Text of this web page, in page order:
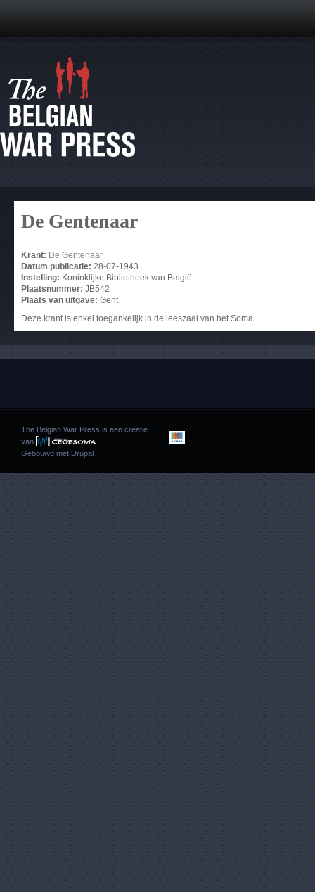
De Gentenaar
Krant: De Gentenaar
Datum publicatie: 28-07-1943
Instelling: Koninklijke Bibliotheek van België
Plaatsnummer: JB542
Plaats van uitgave: Gent
Deze krant is enkel toegankelijk in de leeszaal van het Soma.
The Belgian War Press is een creatie
van
Gebouwd met Drupal